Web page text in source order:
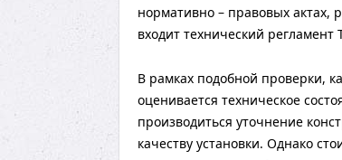
нормативно – правовых актах,
входит технический
В рамках подобной проверки,
оценивается техническое
производиться уточнение
качеству установки. Однако